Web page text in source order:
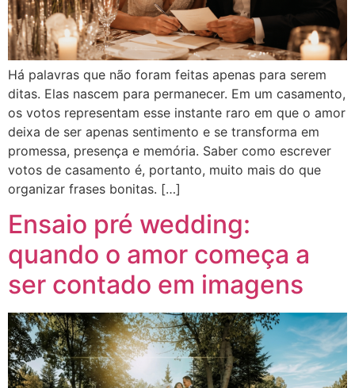
Há palavras que não foram feitas apenas para serem
ditas. Elas nascem para permanecer. Em um casamento,
os votos representam esse instante raro em que o amor
deixa de ser apenas sentimento e se transforma em
promessa, presença e memória. Saber como escrever
votos de casamento é, portanto, muito mais do que
organizar frases bonitas. […]
Ensaio pré wedding:
quando o amor começa a
ser contado em imagens